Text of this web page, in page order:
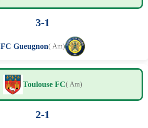
3-1
FC Gueugnon( Am)
Toulouse FC( Am)
2-1